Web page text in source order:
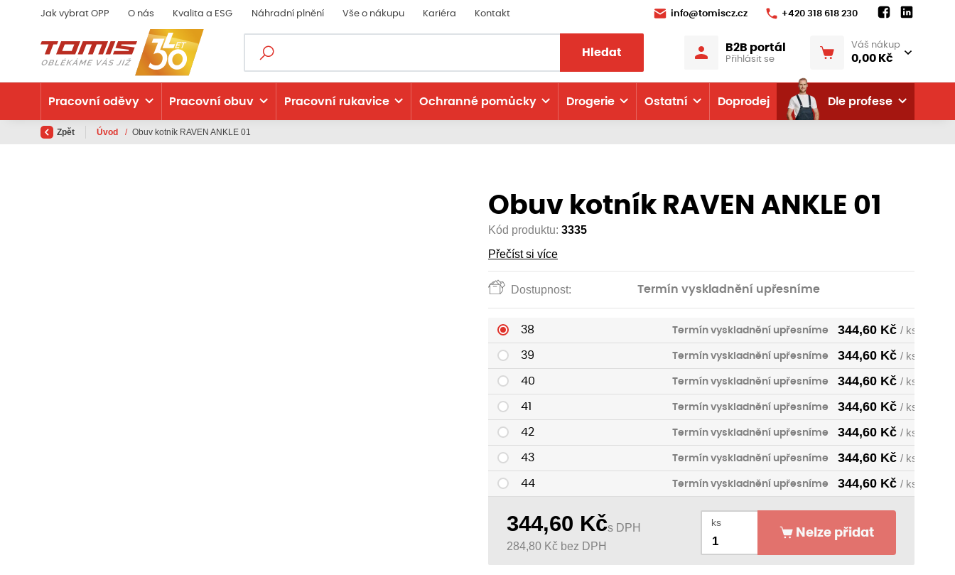
Jak vybrat OPP O nás Kvalita a ESG Náhradní plnění Vše o nákupu Kariéra Kontakt info@tomiscz.cz +420 318 618 230
Hledat B2B portál
Přihlásit se
Váš nákup
0,00 Kč
Pracovní oděvy Pracovní obuv Pracovní rukavice Ochranné pomůcky Drogerie Ostatní Doprodej Dle profese
Zpět Úvod / Obuv kotník RAVEN ANKLE 01
Obuv kotník RAVEN ANKLE 01
Kód produktu: 3335
Přečíst si více
Dostupnost: Termín vyskladnění upřesníme
38 Termín vyskladnění upřesníme 344,60 Kč / ks
39 Termín vyskladnění upřesníme 344,60 Kč / ks
40 Termín vyskladnění upřesníme 344,60 Kč / ks
41 Termín vyskladnění upřesníme 344,60 Kč / ks
42 Termín vyskladnění upřesníme 344,60 Kč / ks
43 Termín vyskladnění upřesníme 344,60 Kč / ks
44 Termín vyskladnění upřesníme 344,60 Kč / ks
Termín vyskladnění upřesníme 344,60Kč
46 Termín vyskladnění upřesníme 344,60
344,60Kč
344,60 Kčs DPH
284,80 Kč bez DPH
ks
Nelze přidat